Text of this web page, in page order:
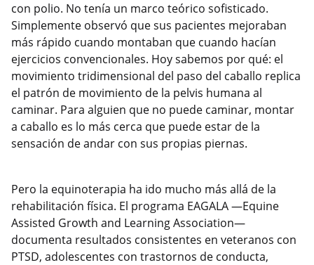
con polio. No tenía un marco teórico sofisticado.
Simplemente observó que sus pacientes mejoraban
más rápido cuando montaban que cuando hacían
ejercicios convencionales. Hoy sabemos por qué: el
movimiento tridimensional del paso del caballo replica
el patrón de movimiento de la pelvis humana al
caminar. Para alguien que no puede caminar, montar
a caballo es lo más cerca que puede estar de la
sensación de andar con sus propias piernas.
Pero la equinoterapia ha ido mucho más allá de la
rehabilitación física. El programa EAGALA —Equine
Assisted Growth and Learning Association—
documenta resultados consistentes en veteranos con
PTSD, adolescentes con trastornos de conducta,